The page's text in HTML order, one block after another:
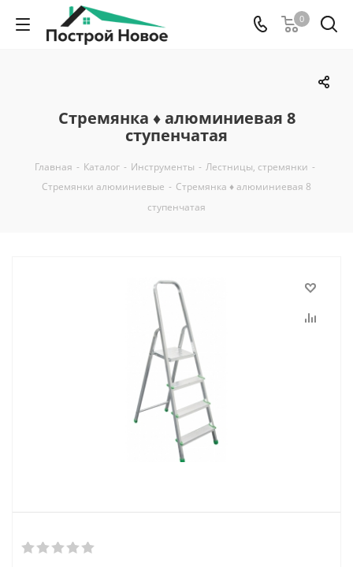
0
Стремянка ♦ алюминиевая 8
ступенчатая
Главная - Каталог - Инструменты - Лестницы, стремянки -
Стремянки алюминиевые - Стремянка ♦ алюминиевая 8
ступенчатая